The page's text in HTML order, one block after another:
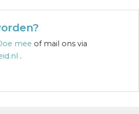
mee of mail ons via
.